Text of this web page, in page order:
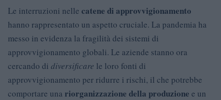
Le interruzioni nelle catene di approvvigionamento
hanno rappresentato un aspetto cruciale. La pandemia ha
messo in evidenza la fragilità dei sistemi di
approvvigionamento globali. Le aziende stanno ora
cercando di diversificare le loro fonti di
approvvigionamento per ridurre i rischi, il che potrebbe
comportare una riorganizzazione della produzione e un